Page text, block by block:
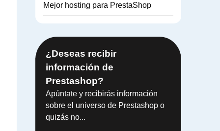
Mejor hosting para PrestaShop
¿Deseas recibir
información de
Prestashop?
Apúntate y recibirás información
sobre el universo de Prestashop o
quizás no...